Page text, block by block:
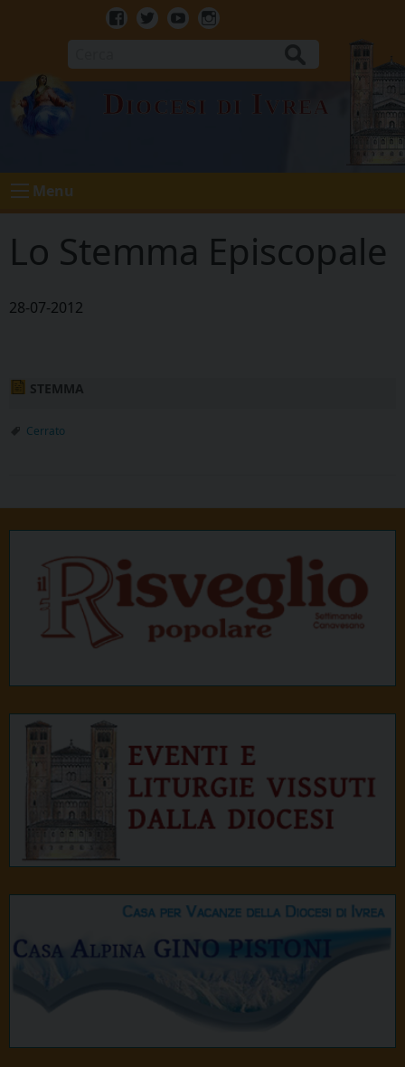
Facebook
TwitterYoutubeInstagram
Diocesi di Ivrea
Menu
Lo Stemma Episcopale
28-07-2012
STEMMA
Cerrato